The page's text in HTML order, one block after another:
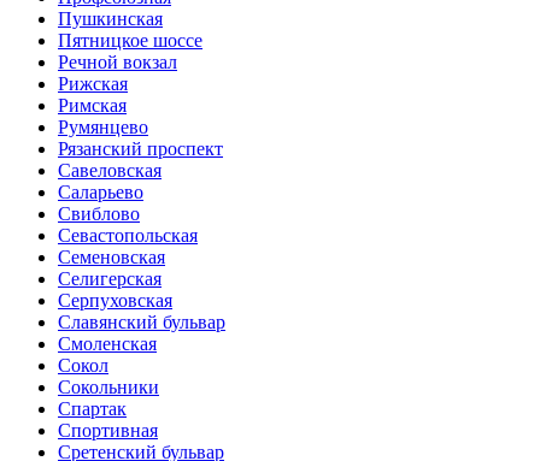
Пушкинская
Пятницкое шоссе
Речной вокзал
Рижская
Римская
Румянцево
Рязанский проспект
Савеловская
Саларьево
Свиблово
Севастопольская
Семеновская
Селигерская
Серпуховская
Славянский бульвар
Смоленская
Сокол
Сокольники
Спартак
Спортивная
Сретенский бульвар